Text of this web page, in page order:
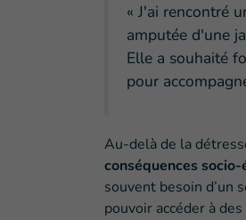
« J'ai rencontré
amputée d'une
Elle a souhaité
pour
Au-delà de la
conséquences
souvent besoin d’un
pouvoir accéder à